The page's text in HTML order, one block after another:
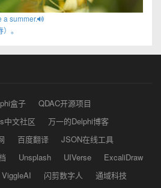
a summer.
。
盒子
QDAC开源项目
中文社区
万一的Delphi博客
百度翻译
JSON在线工具
Unsplash UIVerse
ExcaliDraw
ViggleAI 闪剪数字人 通域科技